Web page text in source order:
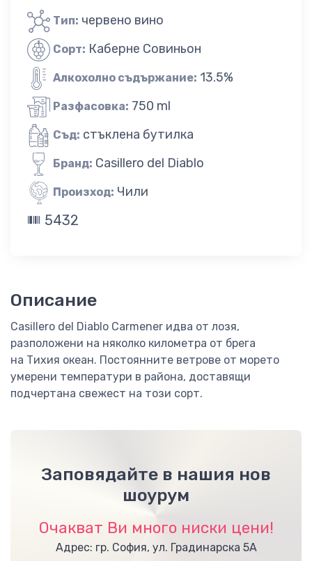
Тип: червено вино
Сорт: Каберне Совиньон
Алкохолно съдържание: 13.5%
Разфасовка: 750 ml
Съд: стъклена бутилка
Бранд: Casillero del Diablo
Произход: Чили
5432
Описание
Casillero del Diablo Carmener идва от лозя,
разположени на няколко километра от брега
на Тихия океан. Постоянните ветрове от морето
умерени температури в района, доставящи
подчертана свежест на този сорт.
Заповядайте в нашия нов
шоурум
Очакват Ви много ниски цени!
Адрес: гр. София, ул. Градинарска 5А